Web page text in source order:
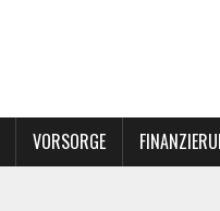
VORSORGE